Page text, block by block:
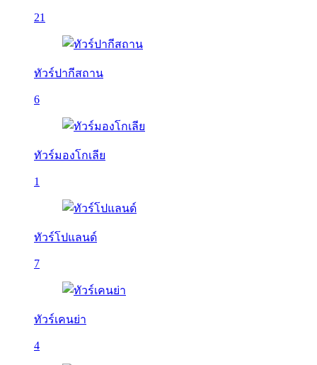
21
ทัวร์ปากีสถาน
6
ทัวร์มองโกเลีย
1
ทัวร์โปแลนด์
7
ทัวร์เคนย่า
4